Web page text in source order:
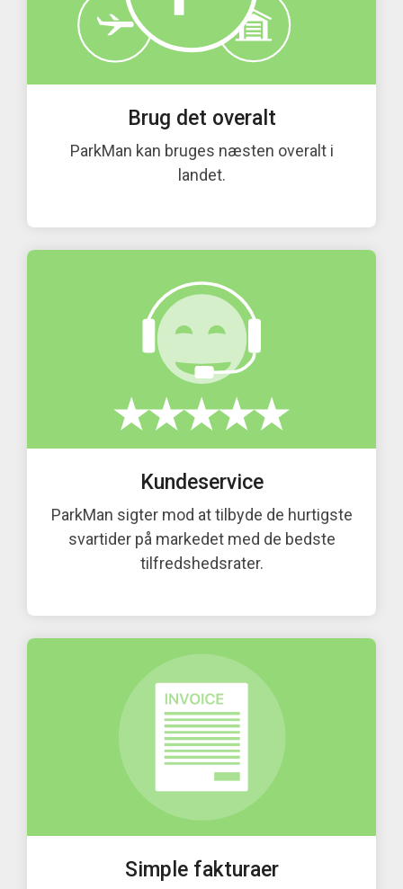
Brug det overalt
ParkMan kan bruges næsten overalt i
landet.
Kundeservice
ParkMan sigter mod at tilbyde de hurtigste
svartider på markedet med de bedste
tilfredshedsrater.
Simple fakturaer